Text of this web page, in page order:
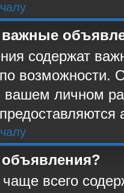
важные
содержат
возможности.
личном
объявления?
всего